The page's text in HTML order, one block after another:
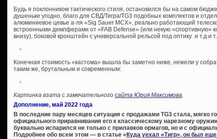
Будь я поклонником тактического стиля, остановился бы на самом
душеньке угодно, благо для СВД/Тигра/TG3 подобных комплектов и
алюминиевое цевье а-ля «Sig Sauer MCX», реально работающий
встроенными демпферами от «FAB Defense» (или некую «спортивную»
внизу), боковой кронштейн с универсальной рельсой под оптику и т.д и
Конечная стоимость «кастома» вышла бы заметно ниже, нежели у
таким же, брутальным и современным:
Картинка взата с замечательного сайта Юрия Максимова.
Дополнение, май 2022 года
В последние пару месяцев ситуация с продажами TG3 стала, мягко
официального приравнивания его к классическому нарезному
буквально испарился не только с прилавков ормагов, но и с
Подробнее обо всем этом — в статье « Куда уехал «Тигр», он был